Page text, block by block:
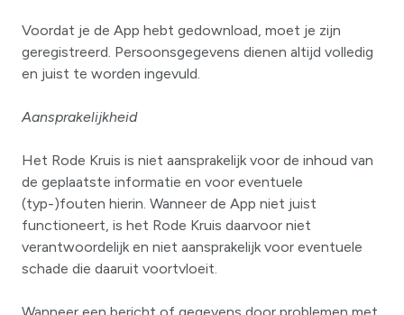
Voordat je de App hebt gedownload, moet je zijn
geregistreerd. Persoonsgegevens dienen altijd volledig
en juist te worden ingevuld.
Aansprakelijkheid
Het Rode Kruis is niet aansprakelijk voor de inhoud van
de geplaatste informatie en voor eventuele
(typ-)fouten hierin. Wanneer de App niet juist
functioneert, is het Rode Kruis daarvoor niet
verantwoordelijk en niet aansprakelijk voor eventuele
schade die daaruit voortvloeit.